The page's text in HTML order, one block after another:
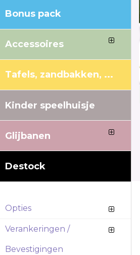
Bonus pack
Accessoires
Tafels, zandbakken, ...
Kinder speelhuisje
Glijbanen
Destock
Opties
Verankeringen /
Bevestigingen